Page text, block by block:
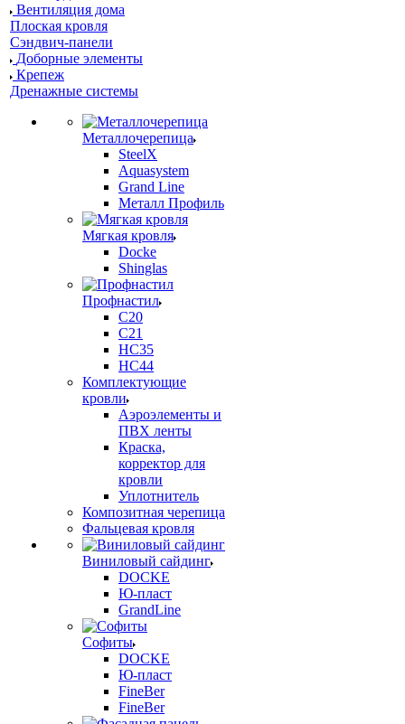
Вентиляция дома
Плоская кровля
Сэндвич-панели
Доборные элементы
Крепеж
Дренажные системы
Металлочерепица
SteelX
Aquasystem
Grand Line
Металл Профиль
Мягкая кровля
Docke
Shinglas
Профнастил
C20
C21
НС35
НС44
Комплектующие
кровли
Аэроэлементы и
ПВХ ленты
Краска,
корректор для
кровли
Уплотнитель
Композитная черепица
Фальцевая кровля
Виниловый сайдинг
DOCKE
Ю-пласт
GrandLine
Софиты
DOCKE
Ю-пласт
FineBer
FineBer